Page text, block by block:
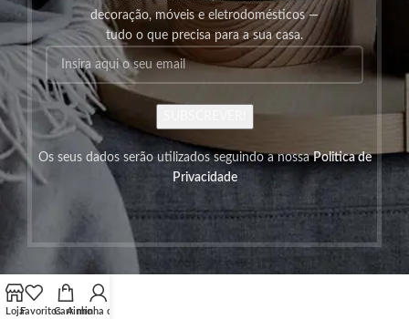
decoração, móveis e eletrodomésticos —
tudo o que precisa para a sua casa.
Os seus dados serão utilizados seguindo a nossaPolitica de
Privacidade
LojaFavoritosCarrinho
A minha conta